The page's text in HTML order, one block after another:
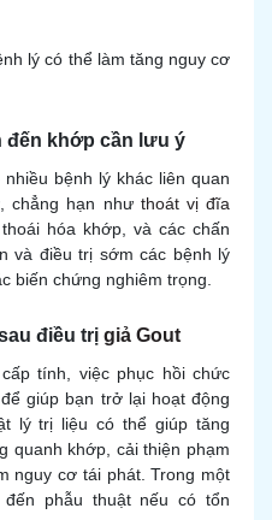
lý có thể làm tăng nguy cơ
đến khớp cần lưu ý
bệnh lý khác liên quan
chẳng hạn như thoát vị đĩa
hóa khớp, và các chấn
và điều trị sớm các bệnh lý
biến chứng nghiêm trọng.
điều trị giả Gout
tính, việc phục hồi chức
giúp bạn trở lại hoạt động
lý trị liệu có thể giúp tăng
quanh khớp, cải thiện phạm
nguy cơ tái phát. Trong một
phẫu thuật nếu có tổn